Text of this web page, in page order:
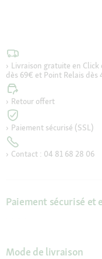
Livraison gratuite en
dès 69€ et Point Relais dès
Retour offert
Paiement sécurisé (SSL)
Contact : 04 81 68 28 06
Paiement sécurisé et
Mode de livraison